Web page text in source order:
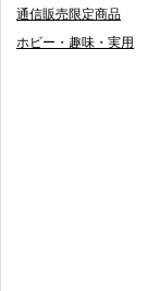
通信販売限定商品
ホビー・趣味・実用